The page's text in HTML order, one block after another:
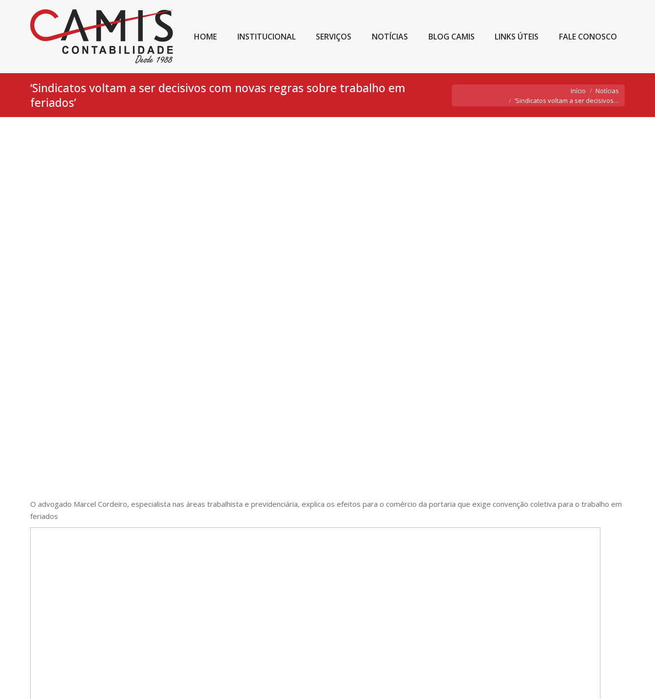
HOME INSTITUCIONAL SERVIÇOS NOTÍCIAS BLOG CAMIS LINKS ÚTEIS FALE CONOSCO
‘Sindicatos voltam a ser decisivos com novas regras sobre trabalho em
feriados’
Início
Notícias
‘Sindicatos voltam a ser decisivos…
O advogado Marcel Cordeiro, especialista nas áreas trabalhista e previdenciária, explica os efeitos para o comércio da portaria que exige convenção coletiva para o trabalho em
feriados